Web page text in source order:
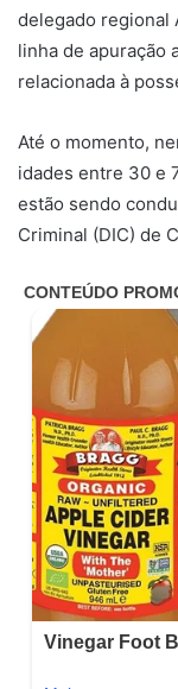
delegado regional
linha de apuração
relacionada à
Até o momento,
idades entre 30 e
estão sendo
Criminal (DIC) de